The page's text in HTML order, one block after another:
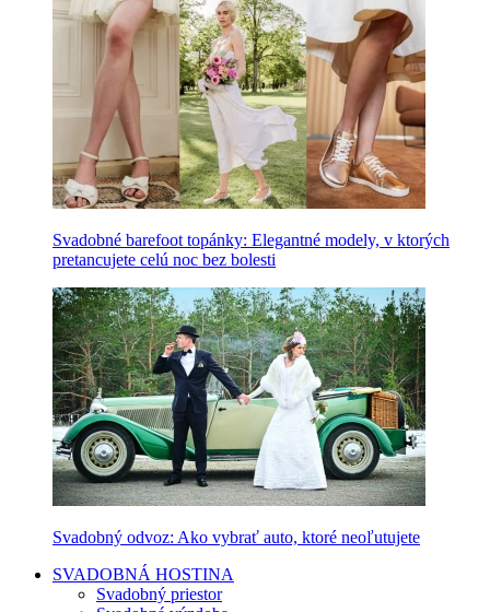
Svadobné barefoot topánky: Elegantné modely, v ktorých
pretancujete celú noc bez bolesti
Svadobný odvoz: Ako vybrať auto, ktoré neoľutujete
SVADOBNÁ HOSTINA
Svadobný priestor